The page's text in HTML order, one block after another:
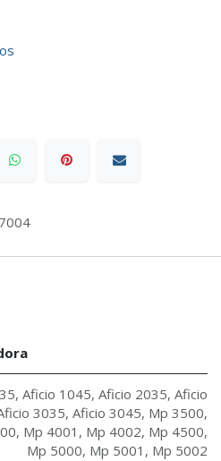
, Aficio 1045, Aficio 2035, Aficio
3035, Aficio 3045, Mp 3500,
, Mp 4001 , Mp 4002, Mp 4500,
Mp 5000, Mp 5001 , Mp 5002